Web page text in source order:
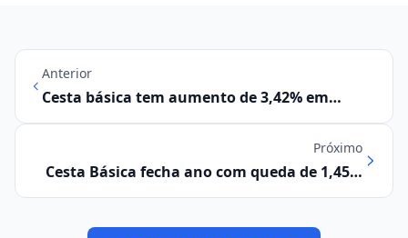
Anterior
Cesta básica tem aumento de 3,42% em
outubro em Campinas, aponta Observatório
Próximo
Cesta Básica fecha ano com queda de 1,45%
no valor em Campinas